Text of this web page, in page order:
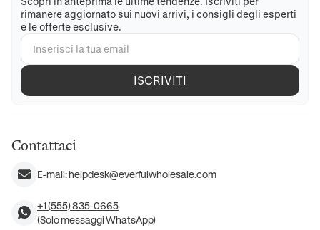
rimanere aggiornato sui nuovi arrivi, i consigli degli esperti
e le offerte esclusive.
ISCRIVITI
Contattaci
E-mail:helpdesk@everfulwholesale.com
+1 (555) 835-0665
(Solo messaggi WhatsApp)